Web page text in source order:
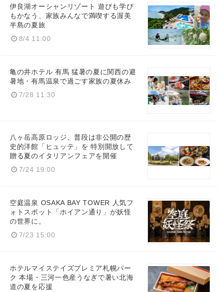
伊良湖オーシャンリゾート 遊びも学び
もかなう、家族みんなで満喫する渥美
半島の夏旅
8/4 11:00
亀の井ホテル 有馬 猛暑の夏に関西の避
暑地・有馬温泉で過ごす家族の夏休み
7/28 11:30
八ヶ岳高原ロッジ、普段は非公開の歴
史的洋館「ヒュッテ」を 特別開放して
贈る夏のイタリアンフェアを開催
7/24 19:00
空庭温泉 OSAKA BAY TOWER 人気フ
ォトスポット「ホイアン通り」が妖怪
の世界に。
7/23 15:00
ホテルマイステイズプレミア札幌パー
ク 本場・三河一色産うなぎで暑い北海
道の夏を応援